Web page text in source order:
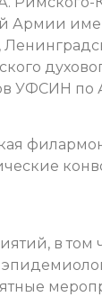
Армии
УФСИН по
в том